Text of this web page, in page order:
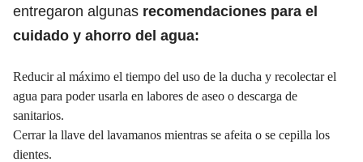
entregaron algunas recomendaciones para el
cuidado y ahorro del agua:
Reducir al máximo el tiempo del uso de la ducha y recolectar el
agua para poder usarla en labores de aseo o descarga de
sanitarios.
Cerrar la llave del lavamanos mientras se afeita o se cepilla los
dientes.